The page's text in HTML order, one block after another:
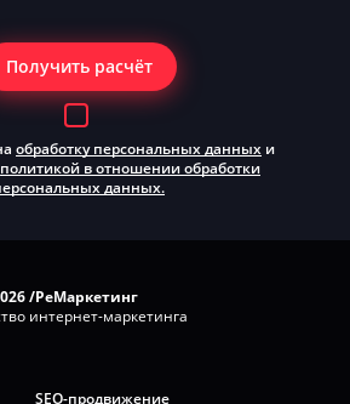
обработку персональных данных и
политикой в отношении обработки
данных.
Получить расчёт
/РеМаркетинг
интернет-маркетинга
SEO-продвижение